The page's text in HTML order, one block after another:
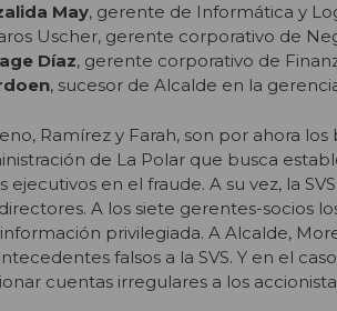
May, gerente de Informática y
Uscher, gerente corporativo de
Díaz, gerente corporativo de
, sucesor de Alcalde en la
Ramírez y Farah, son por ahora los
de La Polar que busca
en el fraude. A su vez, la
A los siete gerentes-socios
privilegiada. A Alcalde,
falsos a la SVS. Y en el
cuentas irregulares a los